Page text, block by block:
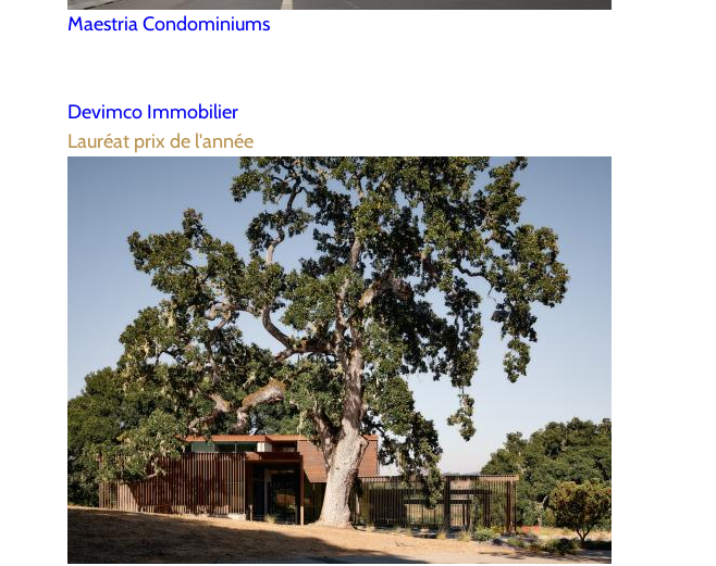
Maestria Condominiums
Devimco Immobilier
Lauréat prix de l'année